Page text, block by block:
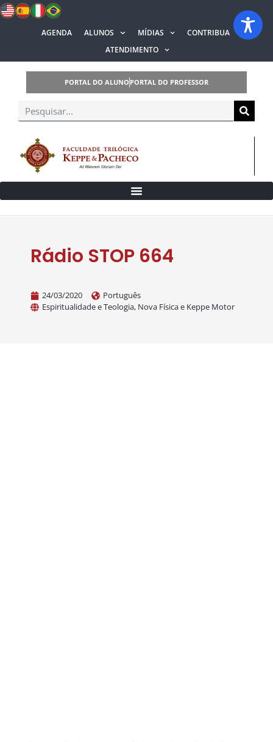
AGENDA ALUNOS MÍDIAS
CONTRIBUA
ATENDIMENTO
PORTAL DO ALUNO PORTAL DO PROFESSOR
Rádio STOP 664
24/03/2020
Português
Espiritualidade e Teologia, Nova Física e Keppe Motor